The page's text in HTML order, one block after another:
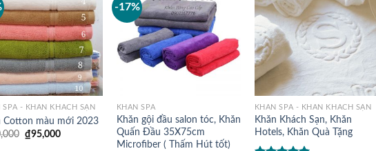
SPA - KHĂN KHÁCH SẠN
Cotton màu mới 2023
₫95,000
-17%
KHĂN SPA
Khăn gội đầu salon tóc, Khăn
Quấn Đầu 35X75cm
Microfiber ( Thấm Hút tốt)
KHĂN SPA - KHĂN KHÁCH SẠN
Khăn Khách Sạn, Khăn
Hotels, Khăn Quà Tặng